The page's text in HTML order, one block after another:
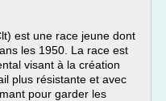
est une race jeune dont
les 1950. La race est
visant à la création
plus résistante et avec
pour garder les